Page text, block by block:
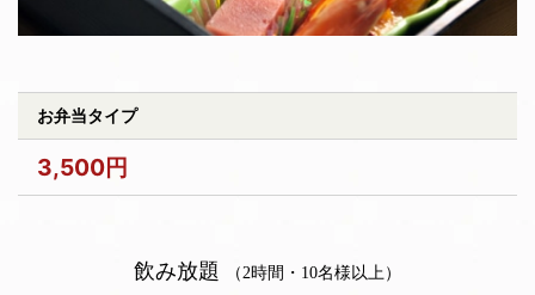
お弁当タイプ
3,500円
飲み放題 （2時間・10名様以上）